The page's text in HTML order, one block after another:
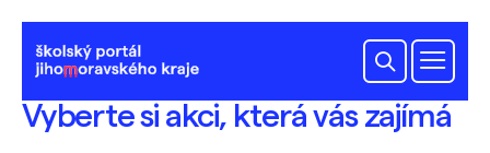
Vyberte si akci, která vás zajímá